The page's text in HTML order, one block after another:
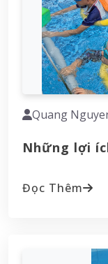
Quang
Những lợi
Đọc Thêm